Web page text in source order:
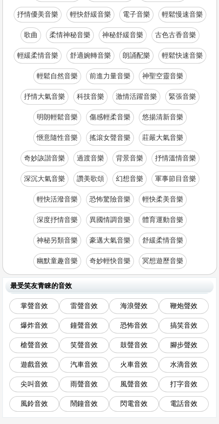
抒情優美音樂 輕快舒緩音樂 電子音樂 輕鬆慢速音樂
歌曲 柔情神秘音樂 神秘舒緩音樂 古色古香音樂
輕緩柔情音樂 舒適婉轉音樂 朗誦配樂 輕鬆快速音樂
輕鬆自然音樂 前進力量音樂 神聖空靈音樂
抒情大氣音樂 科技音樂 激情活躍音樂 緊張音樂
明朗輕鬆音樂 傷感輕柔音樂 悠揚清新音樂
愜意隨性音樂 搖滾女聲音樂 莊嚴大氣音樂
奇妙詼諧音樂 過渡音樂 背景音樂 抒情溫情音樂
深沉大氣音樂 讚美歌頌 幻想音樂 軍事節目音樂
輕快活潑音樂 恐怖驚險音樂 輕快柔美音樂
深度抒情音樂 異國情調音樂 體育運動音樂
神秘另類音樂 豪邁大氣音樂 舒緩柔情音樂
幽默童趣音樂 奇妙輕快音樂 冥想遊歷音樂
最受笑友青睞的音效
掌聲音效 雷聲音效 海浪聲效 鞭炮聲效
爆炸音效 鐘聲音效 恐怖音效 搞笑音效
槍聲音效 笑聲音效 鼓聲音效 腳步聲效
遊戲音效 汽車音效 火車音效 水滴音效
尖叫音效 雨聲音效 風聲音效 打字音效
風鈴音效 鬧鐘音效 閃電音效 電話音效